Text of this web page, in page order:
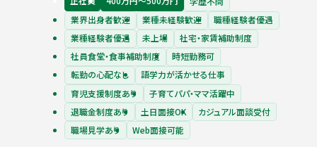
業界出身者歓迎
業種未経験歓迎
職種経験者優遇
業種経験者優遇
未上場
社宅・家賃補助制度
社員食堂・食事補助制度
時短勤務可
転勤の心配なし
語学力が活かせる仕事
育児支援制度あり
子育てパパ・ママ活躍中
退職金制度あり
土日面接OK
カジュアル面談受付
職場見学あり
Web面接可能